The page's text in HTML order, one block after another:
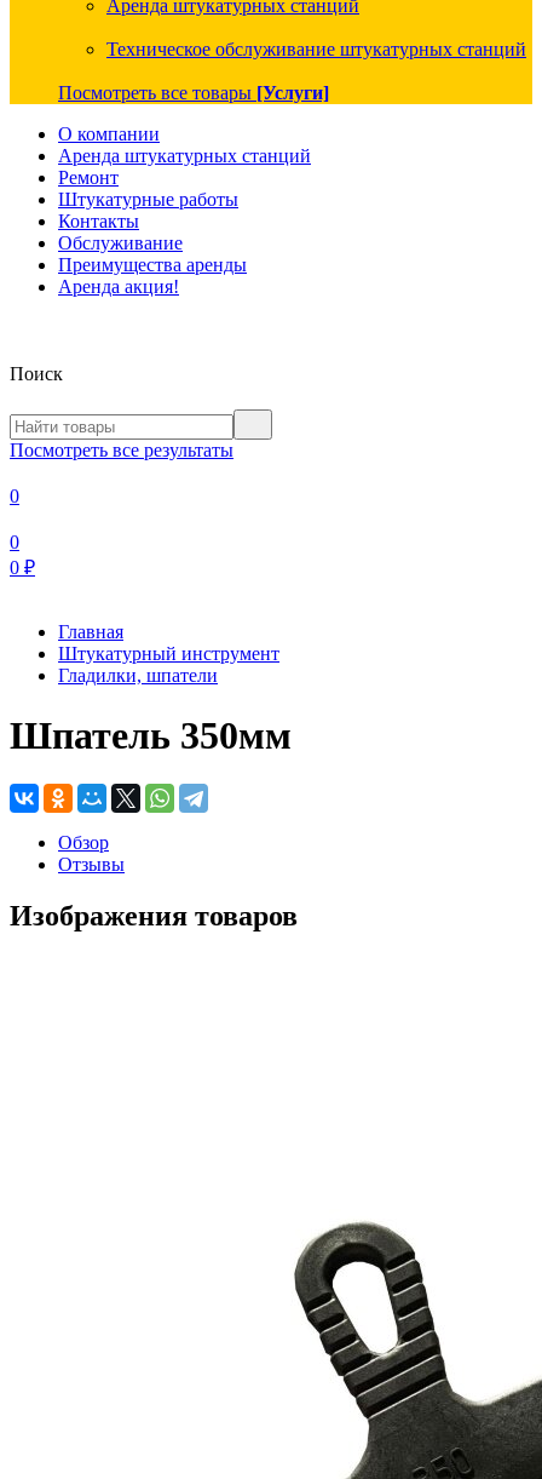
Аренда штукатурных станций
Техническое обслуживание штукатурных станций
Посмотреть все товары [Услуги]
О компании
Аренда штукатурных станций
Ремонт
Штукатурные работы
Контакты
Обслуживание
Преимущества аренды
Аренда акция!
Поиск
Посмотреть все результаты
0
0
0 ₽
Главная
Штукатурный инструмент
Гладилки, шпатели
Шпатель 350мм
Обзор
Отзывы
Изображения товаров